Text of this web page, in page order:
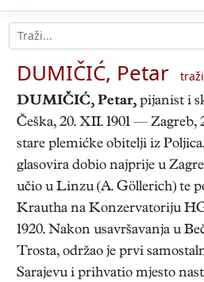
DUMIČIĆ, Petar
DUMIČIĆ, Petar, pijanist i
Češka, 20. XII. 1901 — Zagreb,
stare plemićke obitelji iz
glasovira dobio najprije u
učio u Linzu (A. Göllerich) te
Krautha na Konzervatoriju
1920. Nakon usavršavanja u
Trosta, održao je prvi
Sarajevu i prihvatio mjesto